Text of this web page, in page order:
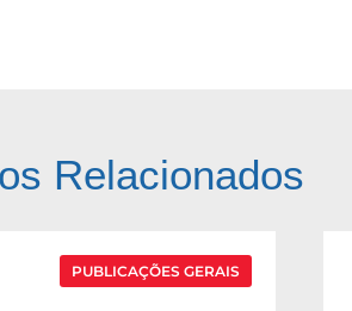
Relacionados
PUBLICAÇÕES GERAIS